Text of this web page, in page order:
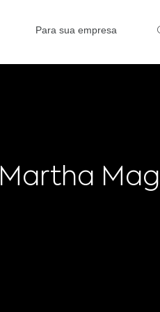
Para sua empresa
Martha